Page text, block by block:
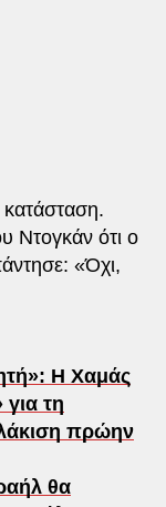
Ντογκάν ότι ο
«Όχι,
Η Χαμάς
τη
πρώην
θα